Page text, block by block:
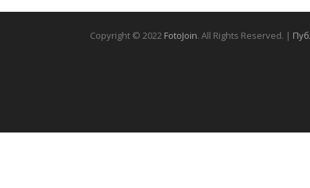
Copyright © 2022 FotoJoin. All Rights Reserved. |